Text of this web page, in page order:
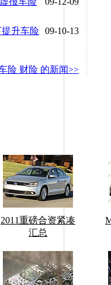
09-10-13
升车险
险 财险 的新闻>>
2011重磅合资紧凑
汇总